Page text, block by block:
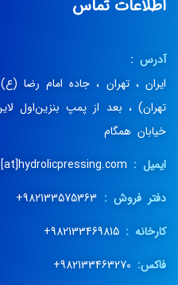
اطلاعات تماس
آدرس :
ایران ، تهران ، جاده امام
تهران) ، بعد از پمپ بنزین‌اول
خیابان همگام
ایمیل :
دفتر فروش :
کارخانه : 982133469815+
فاکس: